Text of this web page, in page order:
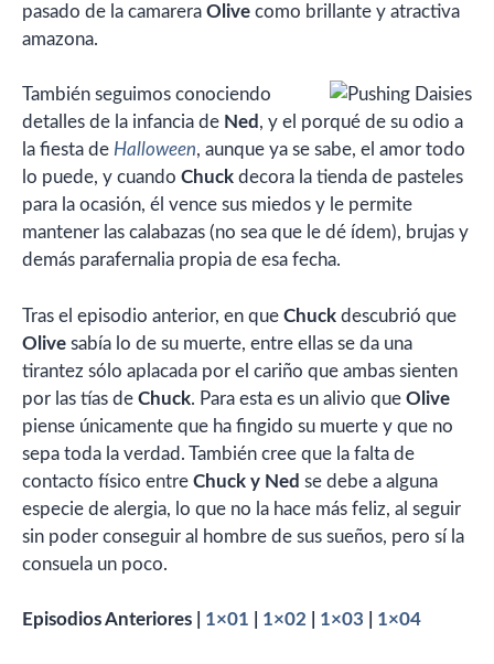
pasado de la camarera Olive como brillante y atractiva
amazona.
También seguimos conociendo
detalles de la infancia de Ned , y el porqué de su odio a
la fiesta de Halloween, aunque ya se sabe, el amor todo
lo puede, y cuando Chuck decora la tienda de pasteles
para la ocasión, él vence sus miedos y le permite
mantener las calabazas (no sea que le dé ídem), brujas y
demás parafernalia propia de esa fecha.
Tras el episodio anterior, en que Chuck descubrió que
Olive sabía lo de su muerte, entre ellas se da una
tirantez sólo aplacada por el cariño que ambas sienten
por las tías de Chuck. Para esta es un alivio que Olive
piense únicamente que ha fingido su muerte y que no
sepa toda la verdad. También cree que la falta de
contacto físico entre Chuck y Ned se debe a alguna
especie de alergia, lo que no la hace más feliz, al seguir
sin poder conseguir al hombre de sus sueños, pero sí la
consuela un poco.
Episodios Anteriores | 1×01 1×02 1×03 1×04